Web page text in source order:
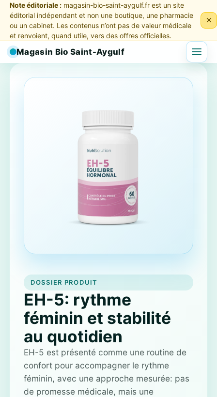
Note éditoriale : magasin-bio-saint-aygulf.fr est un site
éditorial indépendant et non une boutique, une pharmacie
ou un cabinet. Les contenus n’ont pas de valeur médicale
et renvoient, quand utile, vers des offres officielles.
×
Magasin Bio Saint-Aygulf Menu
DOSSIER PRODUIT
EH-5: rythme
féminin et stabilité
au quotidien
EH-5 est présenté comme une routine de
confort pour accompagner le rythme
féminin, avec une approche mesurée: pas
de promesse médicale, mais une